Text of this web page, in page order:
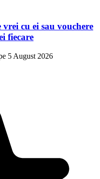
vrei cu ei sau vouchere
fiecare
5 August 2026